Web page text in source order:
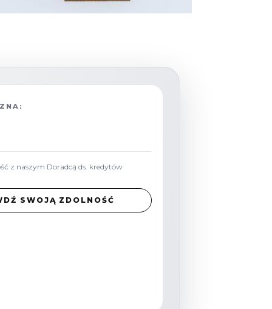
z naszym Doradcą ds. kredytów
SWOJĄ ZDOLNOŚĆ